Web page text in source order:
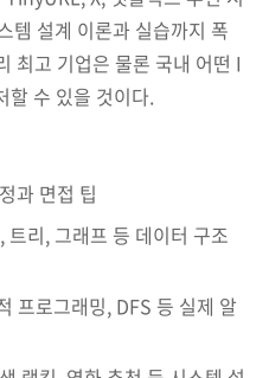
템 설계 이론과 실습까지 폭
최고 기업은 물론 국내 어떤 I
할 수 있을 것이다.
과 면접 팁
리, 그래프 등 데이터 구조
프로그래밍, DFS 등 실제 알